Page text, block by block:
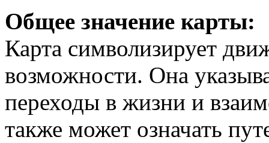
Общее значение карты:
Карта символизирует
возможности. Она
переходы в жизни и
также может означать